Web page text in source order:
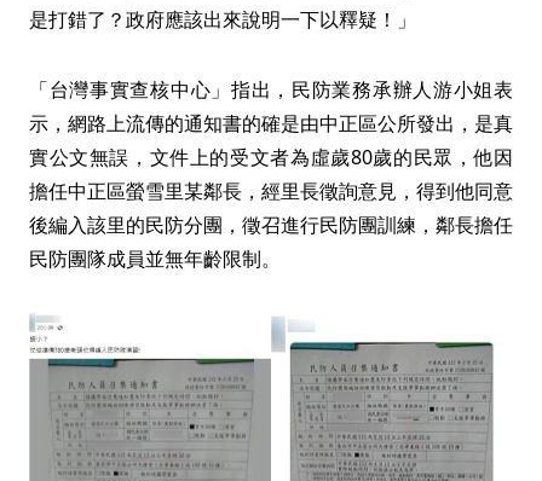
是打錯了？政府應該出來說明一下以釋疑！」
「台灣事實查核中心」指出，民防業務承辦人游小姐表
示，網路上流傳的通知書的確是由中正區公所發出，是真
實公文無誤，文件上的受文者為虛歲80歲的民眾，他因
擔任中正區螢雪里某鄰長，經里長徵詢意見，得到他同意
後編入該里的民防分團，徵召進行民防團訓練，鄰長擔任
民防團隊成員並無年齡限制。